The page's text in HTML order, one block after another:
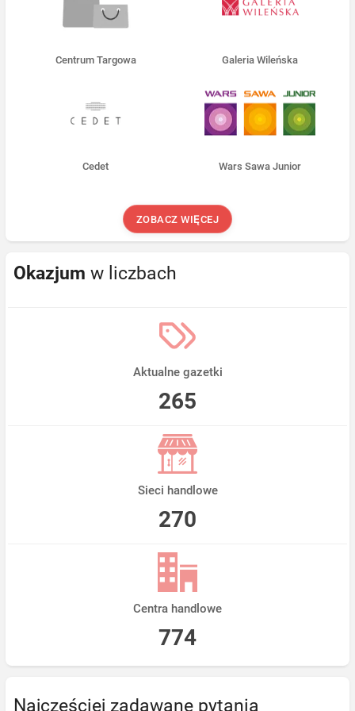
Centrum Targowa Galeria Wileńska
Cedet Wars Sawa Junior
ZOBACZ WIĘCEJ
Okazjum w liczbach
Aktualne gazetki
265
Sieci handlowe
270
Centra handlowe
774
Najczęściej zadawane pytania